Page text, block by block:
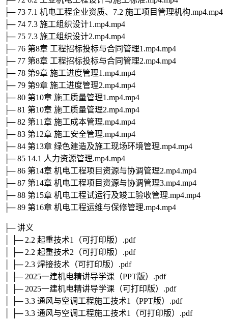
├─ 73 7.1 机电工程企业资质、7.2 施工项目管理机构.mp4.mp4
├─ 74 7.3 施工组织设计1.mp4.mp4
├─ 75 7.3 施工组织设计2.mp4.mp4
├─ 76 第8章 工程招标投标与合同管理1.mp4.mp4
├─ 77 第8章 工程招标投标与合同管理2.mp4.mp4
├─ 78 第9章 施工进度管理1.mp4.mp4
├─ 79 第9章 施工进度管理2.mp4.mp4
├─ 80 第10章 施工质量管理1.mp4.mp4
├─ 81 第10章 施工质量管理2.mp4.mp4
├─ 82 第11章 施工成本管理.mp4.mp4
├─ 83 第12章 施工安全管理.mp4.mp4
├─ 84 第13章 绿色建造及施工现场环境管理.mp4.mp4
├─ 85 14.1 人力资源管理.mp4.mp4
├─ 86 第14章 机电工程项目资源与协调管理2.mp4.mp4
├─ 87 第14章 机电工程项目资源与协调管理3.mp4.mp4
├─ 88 第15章 机电工程试运行及竣工验收管理.mp4.mp4
├─ 89 第16章 机电工程运维与保修管理.mp4.mp4
├─ 讲义
│ ├─ 2.2 起重技术1（可打印版）.pdf
│ ├─ 2.2 起重技术2（可打印版）.pdf
│ ├─ 2.3 焊接技术（可打印版）.pdf
│ ├─ 2025一建机电精讲导学课（PPT版）.pdf
│ ├─ 2025一建机电精讲导学课（可打印版）.pdf
│ ├─ 3.3 通风与空调工程施工技术1（PPT版）.pdf
│ ├─ 3.3 通风与空调工程施工技术1（可打印版）.pdf